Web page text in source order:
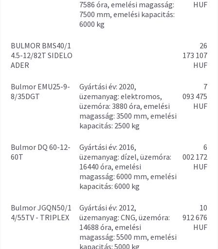
7586 óra, emelési magasság:
7500 mm, emelési kapacitás:
6000 kg
HUF
BULMOR BMS40/1
4.5-12/82T SIDELO
ADER
26
173 107
HUF
Bulmor EMU25-9-
8/35DGT
gyártási év: 2020,
üzemanyag: elektromos,
üzemóra: 3880 óra, emelési
magasság: 3500 mm, emelési
kapacitás: 2500 kg
7
093 475
HUF
Bulmor DQ 60-12-
60T
gyártási év: 2016,
üzemanyag: dízel, üzemóra:
16440 óra, emelési
magasság: 6000 mm, emelési
kapacitás: 6000 kg
6
002 172
HUF
Bulmor JGQN50/1
4/55TV - TRIPLEX
gyártási év: 2012,
üzemanyag: CNG, üzemóra:
14688 óra, emelési
magasság: 5500 mm, emelési
kapacitás: 5000 kg
10
912 676
HUF